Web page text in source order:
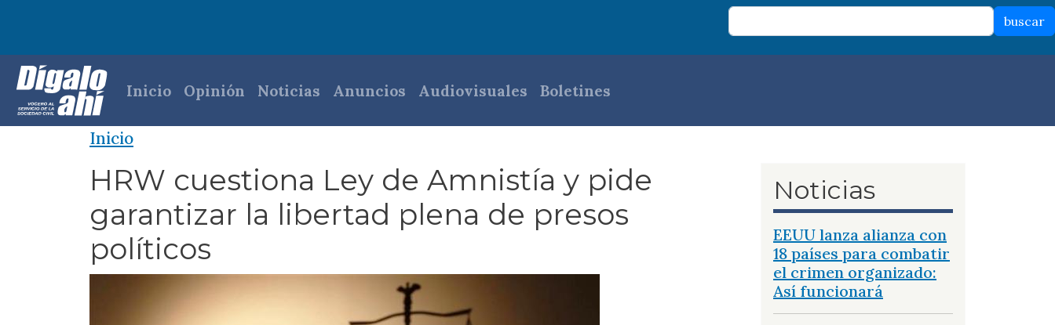
buscar
Navegación principal
Inicio Opinión Noticias Anuncios Audiovisuales Boletines
Inicio
HRW cuestiona Ley de Amnistía y pide
garantizar la libertad plena de presos
políticos
Noticias
EEUU lanza alianza con
18 países para combatir
el crimen organizado:
Así funcionará